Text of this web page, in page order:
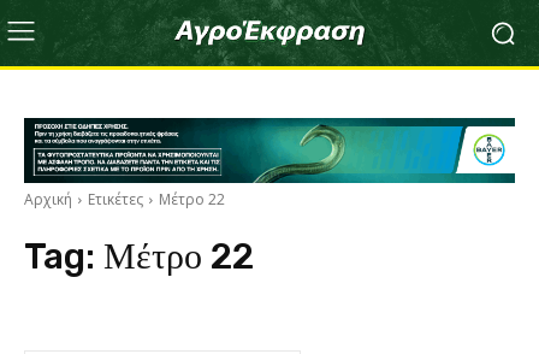
Αρχική Ετικέτες Μέτρο 22
Tag: Μέτρο 22